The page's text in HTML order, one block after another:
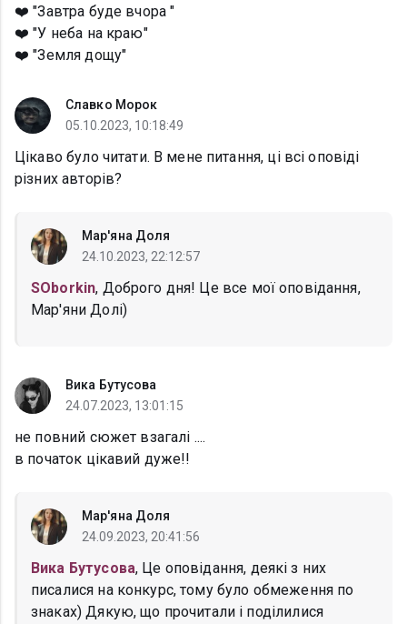
❤️ "Завтра буде вчора "
❤️ "У неба на краю"
❤️ "Земля дощу"
Славко Морок
05.10.2023, 10:18:49
Цікаво було читати. В мене питання, ці всі оповіді
різних авторів?
Мар'яна Доля
24.10.2023, 22:12:57
SOborkin, Доброго дня! Це все мої оповідання,
Мар'яни Долі)
Вика Бутусова
24.07.2023, 13:01:15
не повний сюжет взагалі ....
в початок цікавий дуже!!
Мар'яна Доля
24.09.2023, 20:41:56
Вика Бутусова, Це оповідання, деякі з них
писалися на конкурс, тому було обмеження по
знаках) Дякую, що прочитали і поділилися